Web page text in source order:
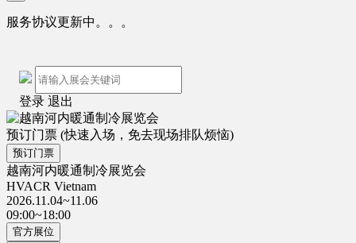
服务协议更新中。。。
登录 退出
预订门票 (快速入场，免去现场排队烦恼)
预订门票
越南河内暖通制冷展览会
HVACR Vietnam
2026.11.04~11.06
09:00~18:00
官方展位